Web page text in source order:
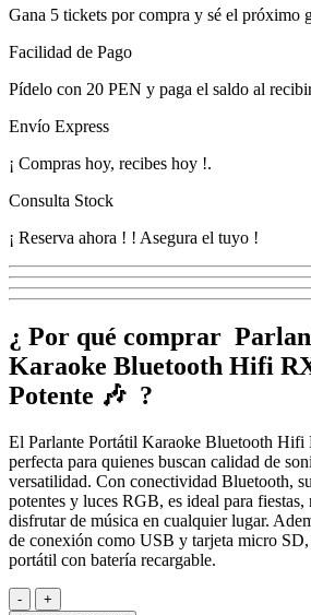
Gana 5 tickets por compra y sé el próximo
Facilidad de Pago
Pídelo con 20 PEN y paga el saldo al
Envío Express
¡ Compras hoy, recibes hoy !.
Consulta Stock
¡ Reserva ahora ! ! Asegura el tuyo !
¿ Por qué comprar
Karaoke Bluetooth Hifi
Potente 🎶 ?
El Parlante Portátil Karaoke Bluetooth Hifi
perfecta para quienes buscan calidad de
versatilidad. Con conectividad Bluetooth,
potentes y luces RGB, es ideal para
disfrutar de música en cualquier lugar.
de conexión como USB y tarjeta micro SD,
portátil con batería recargable.
-
+